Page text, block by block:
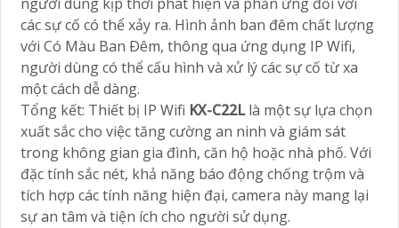
các sự cố có thể xảy ra. Hình ảnh ban đêm chất lượng
với Có Màu Ban Ðêm, thông qua ứng dụng IP Wifi,
người dùng có thể cấu hình và xử lý các sự cố từ xa
một cách dễ dàng.
Tổng kết: Thiết bị IP Wifi KX-C22Llà một sự lựa chọn
xuất sắc cho việc tăng cường an ninh và giám sát
trong không gian gia đình, căn hộ hoặc nhà phố. Với
đặc tính sắc nét, khả năng báo động chống trộm và
tích hợp các tính năng hiện đại, camera này mang lại
sự an tâm và tiện ích cho người sử dụng.